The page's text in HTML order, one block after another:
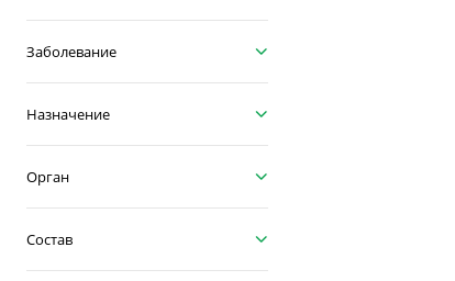
Заболевание
Назначение
Орган
Состав